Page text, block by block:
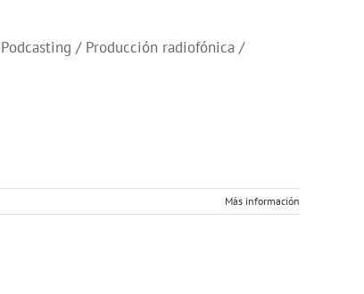
/ Producción radiofónica /
Más información